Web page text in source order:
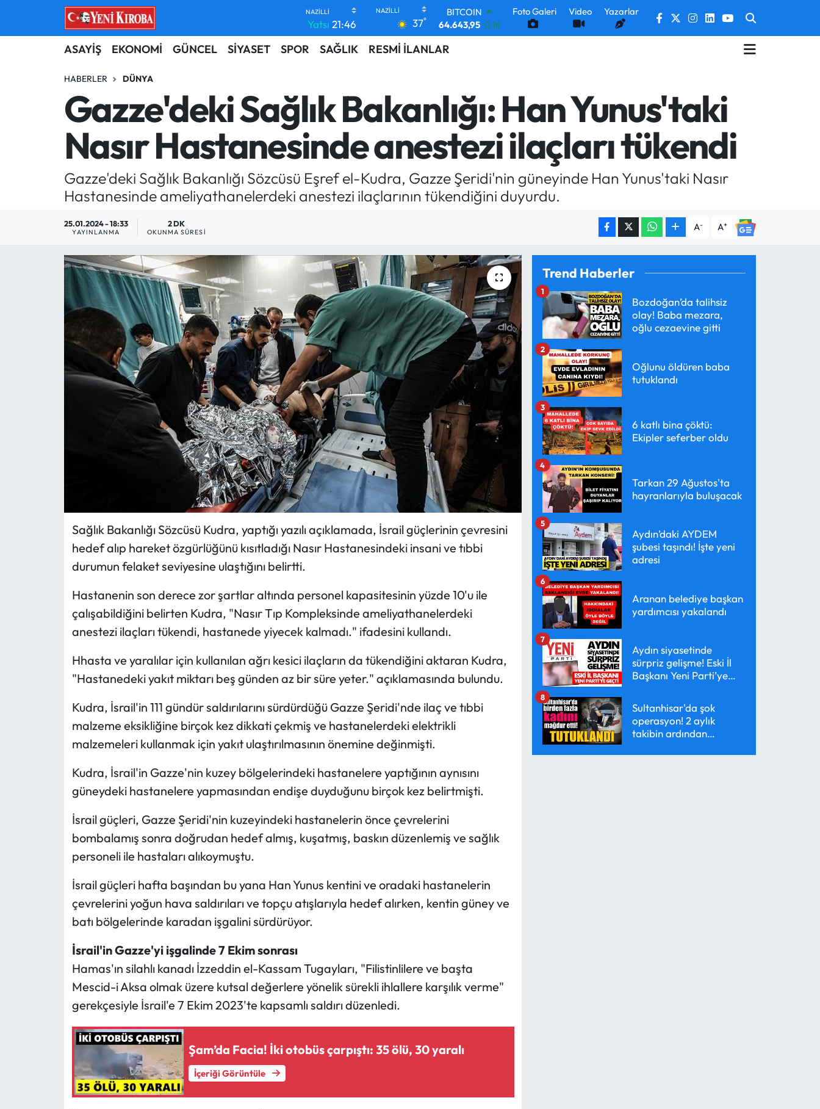
Yatsı 21:46 37°
DOLAR
47,6006 0.06
EURO
55,0250
6513.94 0.32
BİST100
13.799
BITCOIN
64.643,95 0.16
Foto Galeri Video Yazarlar
ASAYİŞ EKONOMİ GÜNCEL SİYASET SPOR SAĞLIK RESMİ İLANLAR
HABERLER DÜNYA
Gazze'deki Sağlık Bakanlığı: Han Yunus'taki
Nasır Hastanesinde anestezi ilaçları tükendi
Gazze'deki Sağlık Bakanlığı Sözcüsü Eşref el-Kudra, Gazze Şeridi'nin güneyinde Han Yunus'taki Nasır
Hastanesinde ameliyathanelerdeki anestezi ilaçlarının tükendiğini duyurdu.
25.01.2024 - 18:33
YAYINLANMA
2 DK
OKUNMA SÜRESI A- A+
Sağlık Bakanlığı Sözcüsü Kudra, yaptığı yazılı açıklamada, İsrail güçlerinin çevresini
hedef alıp hareket özgürlüğünü kısıtladığı Nasır Hastanesindeki insani ve tıbbi
durumun felaket seviyesine ulaştığını belirtti.
Hastanenin son derece zor şartlar altında personel kapasitesinin yüzde 10'u ile
çalışabildiğini belirten Kudra, "Nasır Tıp Kompleksinde ameliyathanelerdeki
anestezi ilaçları tükendi, hastanede yiyecek kalmadı." ifadesini kullandı.
Hhasta ve yaralılar için kullanılan ağrı kesici ilaçların da tükendiğini aktaran Kudra,
"Hastanedeki yakıt miktarı beş günden az bir süre yeter." açıklamasında bulundu.
Kudra, İsrail'in 111 gündür saldırılarını sürdürdüğü Gazze Şeridi'nde ilaç ve tıbbi
malzeme eksikliğine birçok kez dikkati çekmiş ve hastanelerdeki elektrikli
malzemeleri kullanmak için yakıt ulaştırılmasının önemine değinmişti.
Kudra, İsrail'in Gazze'nin kuzey bölgelerindeki hastanelere yaptığının aynısını
güneydeki hastanelere yapmasından endişe duyduğunu birçok kez belirtmişti.
İsrail güçleri, Gazze Şeridi'nin kuzeyindeki hastanelerin önce çevrelerini
bombalamış sonra doğrudan hedef almış, kuşatmış, baskın düzenlemiş ve sağlık
personeli ile hastaları alıkoymuştu.
İsrail güçleri hafta başından bu yana Han Yunus kentini ve oradaki hastanelerin
çevrelerini yoğun hava saldırıları ve topçu atışlarıyla hedef alırken, kentin güney ve
batı bölgelerinde karadan işgalini sürdürüyor.
İsrail'in Gazze'yi işgalinde 7 Ekim sonrası
Hamas'ın silahlı kanadı İzzeddin el-Kassam Tugayları, "Filistinlilere ve başta
Mescid-i Aksa olmak üzere kutsal değerlere yönelik sürekli ihlallere karşılık verme"
gerekçesiyle İsrail'e 7 Ekim 2023'te kapsamlı saldırı düzenledi.
Şam’da Facia! İki otobüs çarpıştı: 35 ölü, 30 yaralı
İçeriği Görüntüle
Trend Haberler
Bozdoğan’da talihsiz
olay! Baba mezara,
oğlu cezaevine gitti
1
Oğlunu öldüren baba
tutuklandı
2
6 katlı bina çöktü:
Ekipler seferber oldu
3
Tarkan 29 Ağustos'ta
hayranlarıyla buluşacak
4
Aydın’daki AYDEM
şubesi taşındı! İşte yeni
adresi
5
Aranan belediye başkan
yardımcısı yakalandı
6
Aydın siyasetinde
sürpriz gelişme! Eski İl
Başkanı Yeni Parti’ye
7
Sultanhisar'da şok
operasyon! 2 aylık
takibin ardından
8
ASAYİŞ
BİLİM-TEKNOLOJİ
ÇEVRE
EĞİTİM
EKONOMİ
GÜNCEL
GÜNDEM
SAĞLIK
RESMİ İLANLAR
HABER İLAN
Aydın Nöbetçi Eczaneler
Aydın Hava Durumu
Aydin Namaz Vakitleri
Aydın Trafik Yoğunluk Haritası
Süper Lig Puan Durumu ve Fikstür
Tüm Manşetler
Son Dakika Haberleri
Haber Arşivi